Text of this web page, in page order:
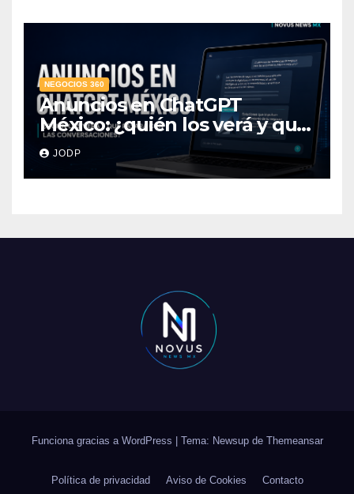
NEGOCIOS 360
Anuncios en ChatGPT
México: ¿quién los verá y qué
pasará con las
conversaciones?
JODP
Funciona gracias a WordPress Tema: Newsup de Themeansar
Política de privacidad Aviso de Cookies Contacto